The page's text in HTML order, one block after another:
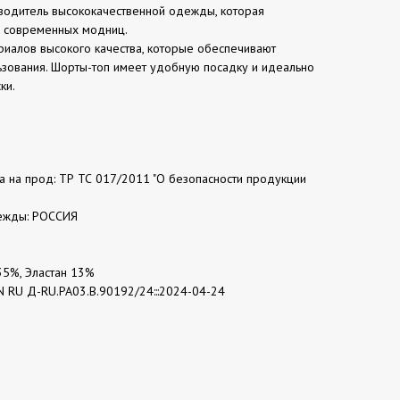
высококачественной одежды, которая
современных модниц.
высокого качества, которые обеспечивают
Шорты-топ имеет удобную посадку и идеально
на прод: ТР ТС 017/2011 "О безопасности продукции
РОССИЯ
Эластан 13%
RU Д-RU.РА03.В.90192/24:::2024-04-24